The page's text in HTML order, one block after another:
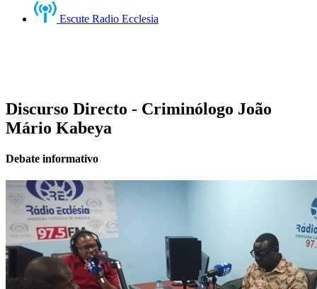
Escute Radio Ecclesia
Discurso Directo - Criminólogo João
Mário Kabeya
Debate informativo